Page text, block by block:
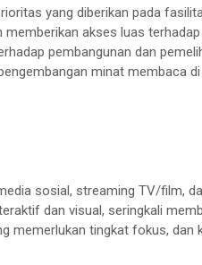
yang diberikan pada
akses luas
pembangunan dan
minat membaca di
sosial, streaming TV/film,
dan visual, seringkali
memerlukan tingkat fokus, dan